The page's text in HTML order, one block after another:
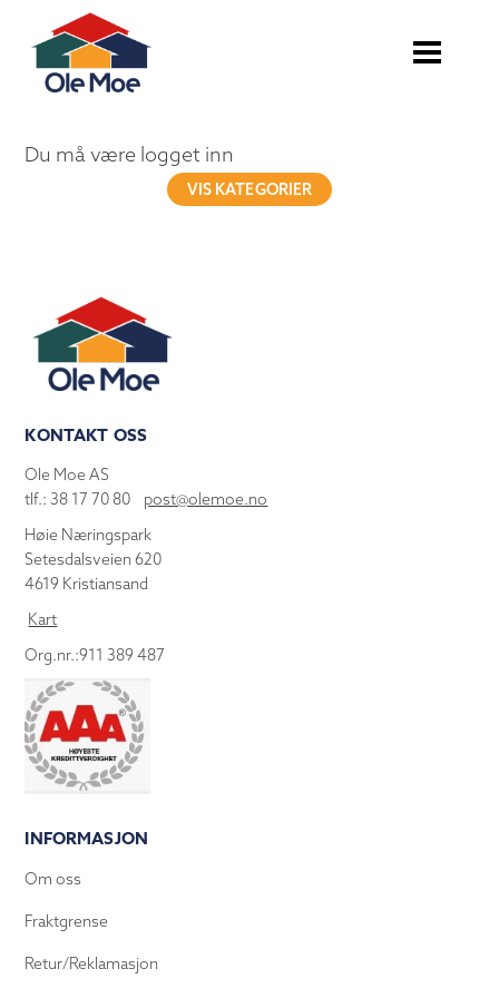
Du må være logget inn
VIS KATEGORIER
KONTAKT OSS
Ole Moe AS
tlf.: 38 17 70 80 post@olemoe.no
Høie Næringspark
Setesdalsveien 620
4619 Kristiansand
Kart
Org.nr.:911 389 487
INFORMASJON
Om oss
Fraktgrense
Retur/Reklamasjon